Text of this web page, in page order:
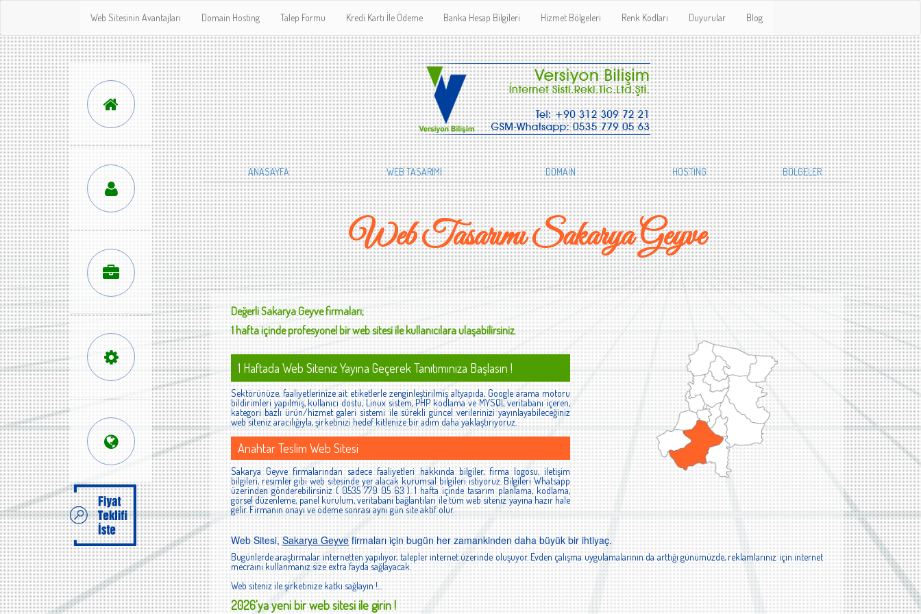
Web Sitesinin Avantajları Domain Hosting Talep Formu Kredi Kartı İle Ödeme Banka Hesap Bilgileri Hizmet Bölgeleri Renk Kodları Duyurular Blog
ANASAYFA WEB TASARIMI DOMAİN HOSTİNG BÖLGELER
Web Tasarımı Sakarya Geyve
DeğerliSakarya Geyvefirmaları;
1 hafta içinde profesyonel bir web sitesi ile kullanıcılara ulaşabilirsiniz.
1 Haftada Web Siteniz Yayına Geçerek Tanıtımınıza Başlasın !
Sektörünüze, faaliyetlerinize ait etiketlerle zenginleştirilmiş altyapıda, Google arama motoru
bildirimleri yapılmış, kullanıcı dostu, Linux sistem, PHP kodlama ve MYSQL veritabanı içeren,
kategori bazlı ürün/hizmet galeri sistemi ile sürekli güncel verilerinizi yayınlayabileceğiniz
web siteniz aracılığıyla, şirketinizi hedef kitlenize bir adım daha yaklaştırıyoruz.
Anahtar Teslim Web Sitesi
Sakarya Geyve firmalarından sadece faaliyetleri hakkında bilgiler, firma logosu, iletişim
bilgileri, resimler gibi web sitesinde yer alacak kurumsal bilgileri istiyoruz. Bilgileri Whatsapp
üzerinden gönderebilirsiniz ( 0535 779 05 63 ). 1 hafta içinde tasarım planlama, kodlama,
görsel düzenleme, panel kurulum, veritabanı bağlantıları ile tüm web siteniz yayına hazır hale
gelir. Firmanın onayı ve ödeme sonrası aynı gün site aktif olur.
Web Sitesi,Sakarya Geyvefirmaları için bugün her zamankinden daha büyük bir ihtiyaç.
Bugünlerde araştırmalar internetten yapılıyor, talepler internet üzerinde oluşuyor. Evden çalışma uygulamalarının da arttığı günümüzde, reklamlarınız için internet
mecraını kullanmanız size extra fayda sağlayacak.
Web siteniz ile şirketinize katkı sağlayın !...
2026'ya yeni bir web sitesi ile girin !